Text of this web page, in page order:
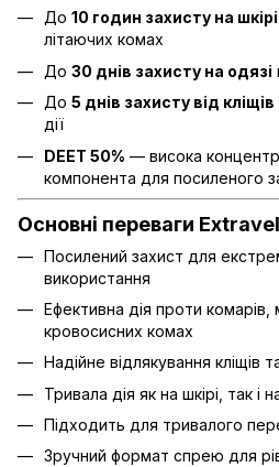
До 10 годин захисту на шкірі
літаючих комах
До 30 днів захисту на одязі
До 5 днів захисту від кліщів
дії
DEET 50% — висока
компонента для посиленого
Основні переваги
Посилений захист для
використання
Ефективна дія проти комарів,
кровосисних комах
Надійне відлякування кліщів
Тривала дія як на шкірі, так і
Підходить для тривалого
Зручний формат спрею для